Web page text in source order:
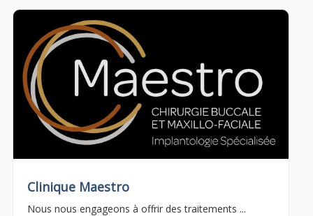
Clinique Maestro
Nous nous engageons à offrir des traitements ...